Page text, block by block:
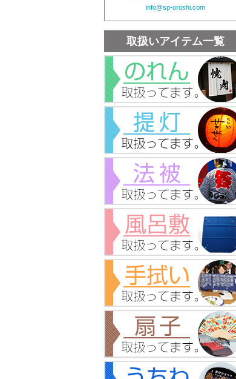
info@sp-oroshi.com
取扱いアイテム一覧